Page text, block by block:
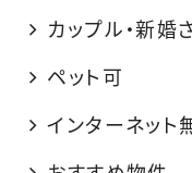
カップル・新婚
ペット可
インターネット